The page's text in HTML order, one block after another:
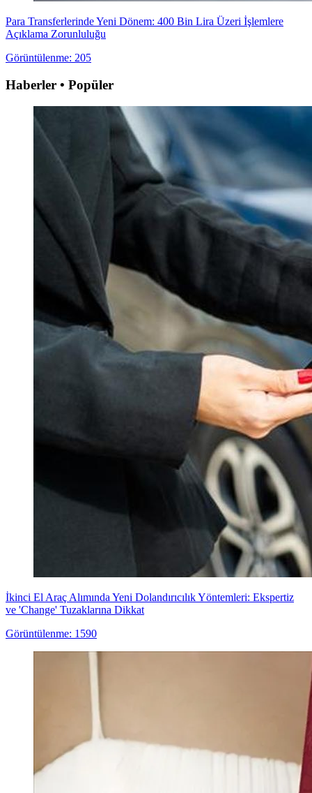
Para Transferlerinde Yeni Dönem: 400 Bin Lira Üzeri İşlemlere
Açıklama Zorunluluğu
Görüntülenme: 205
Haberler • Popüler
İkinci El Araç Alımında Yeni Dolandırıcılık Yöntemleri: Ekspertiz
ve 'Change' Tuzaklarına Dikkat
Görüntülenme: 1590